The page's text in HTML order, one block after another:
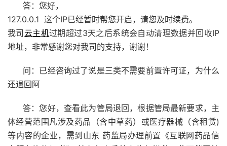
答：您好，
127.0.0.1 这个IP已经暂时帮您开启，请您及时续费。
我司 云主机过期超过3天之后系统会自动清理数据并回收IP
地址，非常感谢您对我司的支持，谢谢！
问：已经咨询过了说是三类不需要前置许可证，为什么
还退回阿
答：您好，查看此为管局退回，根据管局最新要求，主
体经营范围凡涉及药品（含中草药）或医疗器械（含租赁)
等内容的企业，需到山东 药监局办理前置《互联网药品信